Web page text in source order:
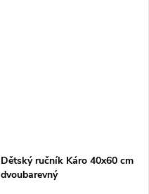
Dětský ručník Káro 40x60 cm
dvoubarevný